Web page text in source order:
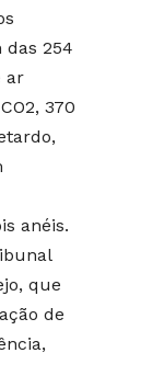
254
ar
370
anéis.
que
de